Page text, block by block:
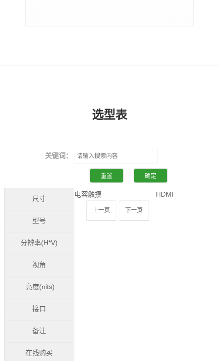
选型表
尺寸
型号
分辨率(H*V)
视角
亮度(nits)
接口
备注
在线购买
关键词：
电容触摸 HDMI
上一页 下一页